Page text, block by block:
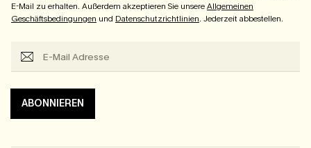
E-Mail zu erhalten. Außerdem akzeptieren Sie unsereAllgemeinen
Geschäftsbedingungen und Datenschutzrichtlinien. Jederzeit abbestellen.
ABONNIEREN